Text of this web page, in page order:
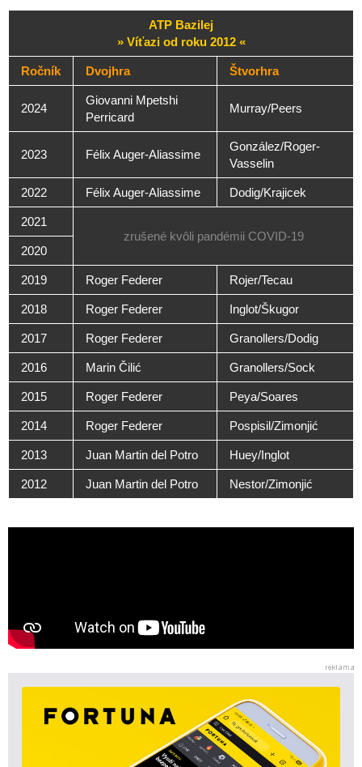
ATP Bazilej
» Víťazi od roku 2012 «
Ročník Dvojhra Štvorhra
2024
Giovanni Mpetshi
Perricard
Murray/Peers
2023 Félix Auger-Aliassime
González/Roger-
Vasselin
2022 Félix Auger-Aliassime Dodig/Krajicek
2021
zrušené kvôli pandémii COVID-19
2020
2019 Roger Federer Rojer/Tecau
2018 Roger Federer Inglot/Škugor
2017 Roger Federer Granollers/Dodig
2016 Marin Čilić Granollers/Sock
2015 Roger Federer Peya/Soares
2014 Roger Federer Pospisil/Zimonjić
2013 Juan Martin del Potro Huey/Inglot
2012 Juan Martin del Potro Nestor/Zimonjić